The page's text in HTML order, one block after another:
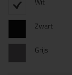
Zwart
Grijs